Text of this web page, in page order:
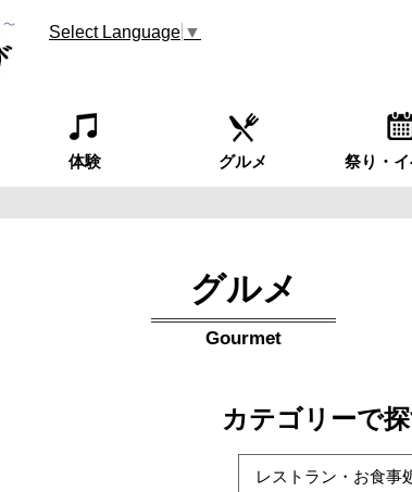
Select Language ▼
体験 グルメ 祭り・イ
グルメ
Gourmet
カテゴリーで
レストラン・お食事